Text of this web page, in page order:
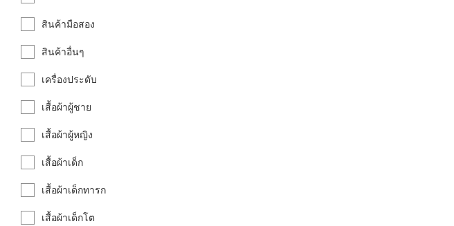
สินค้ามือสอง
สินค้าอื่นๆ
เครื่องประดับ
เสื้อผ้าผู้ชาย
เสื้อผ้าผู้หญิง
เสื้อผ้าเด็ก
เสื้อผ้าเด็กทารก
เสื้อผ้าเด็กโต